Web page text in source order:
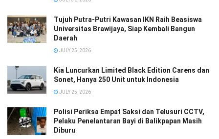
Tujuh Putra-Putri Kawasan IKN Raih Beasiswa
Universitas Brawijaya, Siap Kembali Bangun
Daerah
JULY 25, 2026
Kia Luncurkan Limited Black Edition Carens dan
Sonet, Hanya 250 Unit untuk Indonesia
JULY 25, 2026
Polisi Periksa Empat Saksi dan Telusuri CCTV,
Pelaku Penelantaran Bayi di Balikpapan Masih
Diburu